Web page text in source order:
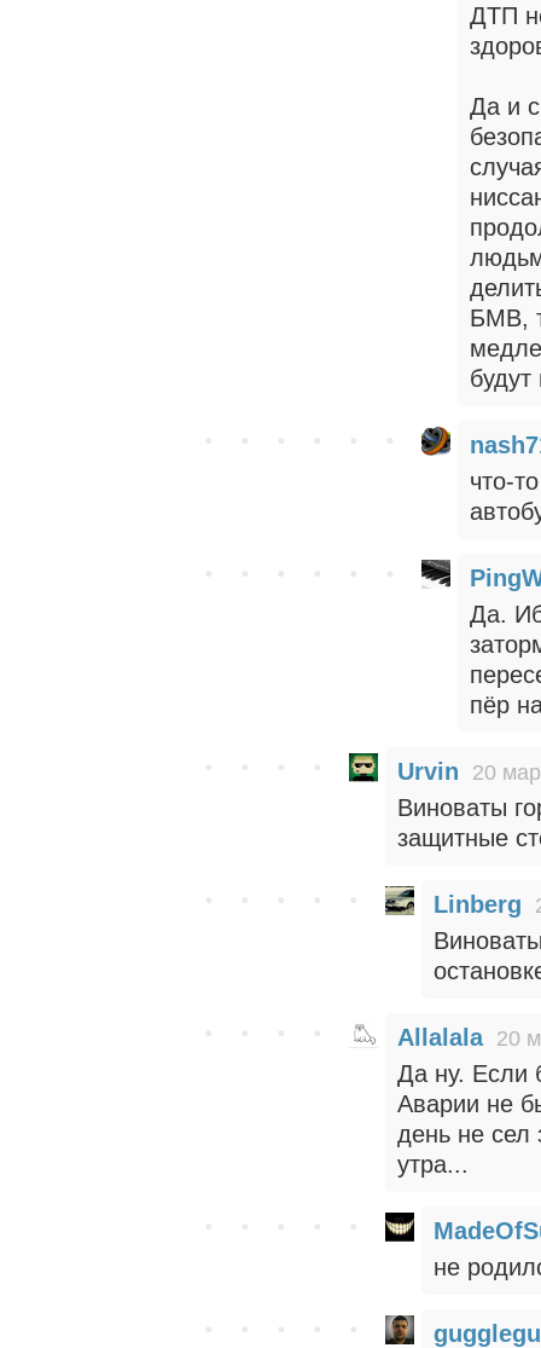
ДТП
Да и
БМВ,
что-
Да.
пёр
Urvin 20
Виноваты
защитные
Linberg
Allalala 20
Да ну. Если
Аварии не
день не сел
утра...
не